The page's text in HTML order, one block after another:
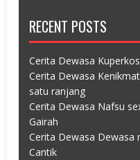
RECENT POSTS
Cerita Dewasa
Cerita Dewasa
satu ranjang
Cerita Dewasa Nafsu
Gairah
Cerita Dewasa Dewasa
Cantik